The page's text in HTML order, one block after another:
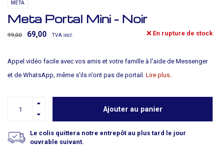
META
Meta Portal Mini - Noir
99,00 69,00 TVA incl. En rupture de stock
Appel vidéo facile avec vos amis et votre famille à l'aide de Messenger
et de WhatsApp, même s'ils n'ont pas de portail. Lire plus..
Ajouter au panier
Le colis quittera notre entrepôt au plus tard le jour
ouvrable suivant.